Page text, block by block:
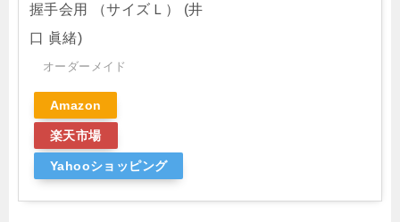
握手会用 （サイズＬ） (井
口 眞緒)
オーダーメイド
Amazon
楽天市場
Yahooショッピング